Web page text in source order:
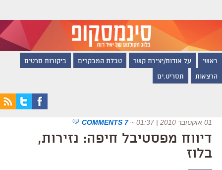
ראשי על אודות/יצירת קשר טבלת המבקרים ביקורות סרטים
הרצאות תסריט.ים
01 אוקטובר 2010 | 01:37 ~
7 COMMENTS
דיווח מפסטיבל חיפה: נזירות,
בלוז